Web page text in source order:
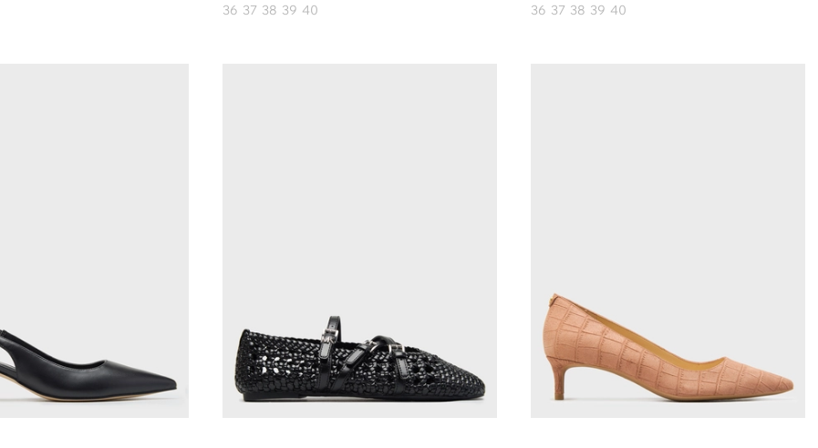
36 37 38 39 40
36 37 38 39 40